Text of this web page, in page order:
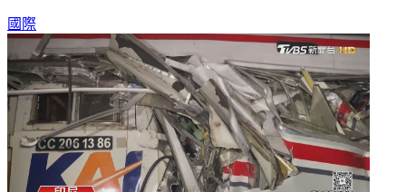
國際